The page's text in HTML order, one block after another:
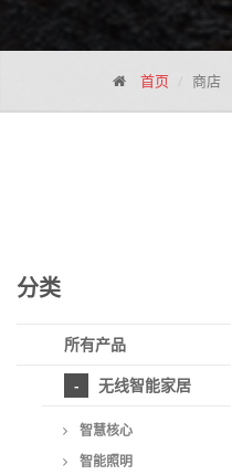
首页 商店
分类
所有产品
无线智能家居
智慧核心
智能照明